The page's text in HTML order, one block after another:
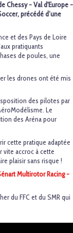
Chessy - Val d'Europe -
précédé d’une
et des Pays de Loire
pratiquants
de poules, une
les drones ont été mis
des pilotes par
Le
des Aréna pour
cette pratique adaptée
vite accroc à cette
plaisir sans risque !
Multirotor Racing -
du FFC et du SMR qui